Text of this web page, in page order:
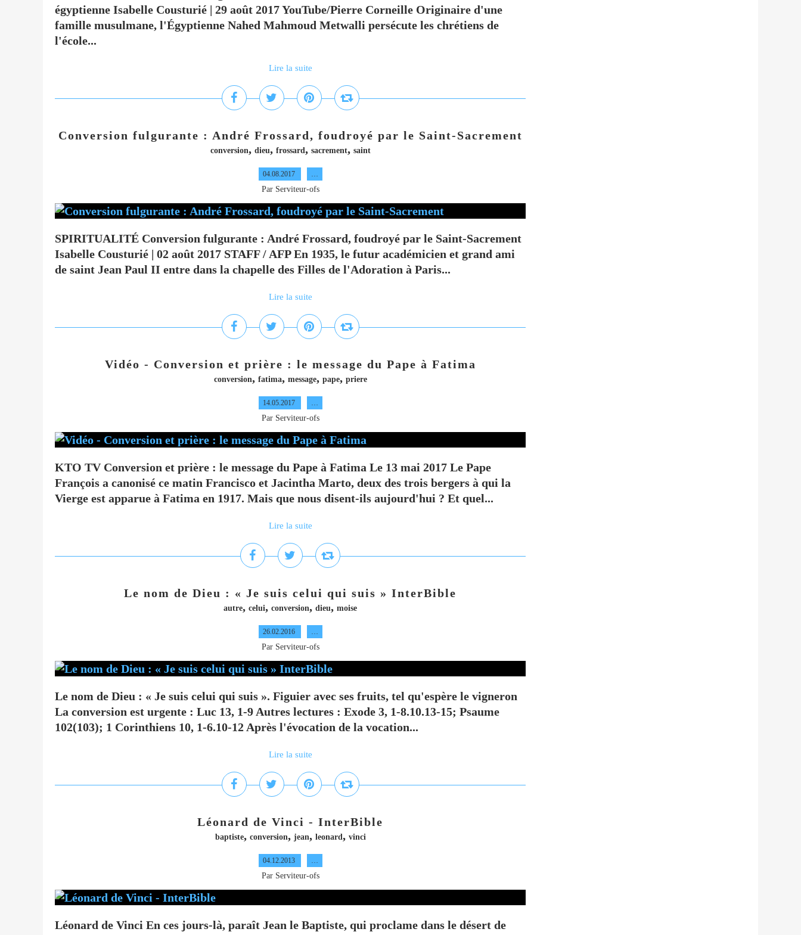
égyptienne Isabelle Cousturié | 29 août 2017 YouTube/Pierre Corneille Originaire d'une
famille musulmane, l'Égyptienne Nahed Mahmoud Metwalli persécute les chrétiens de
l'école...
Lire la suite
Conversion fulgurante : André Frossard, foudroyé par le Saint-Sacrement
conversion, dieu, frossard, sacrement, saint
04.08.2017 …
Par Serviteur-ofs
SPIRITUALITÉ Conversion fulgurante : André Frossard, foudroyé par le Saint-Sacrement
Isabelle Cousturié | 02 août 2017 STAFF / AFP En 1935, le futur académicien et grand ami
de saint Jean Paul II entre dans la chapelle des Filles de l'Adoration à Paris...
Lire la suite
Vidéo - Conversion et prière : le message du Pape à Fatima
conversion, fatima, message, pape, priere
14.05.2017 …
Par Serviteur-ofs
KTO TV Conversion et prière : le message du Pape à Fatima Le 13 mai 2017 Le Pape
François a canonisé ce matin Francisco et Jacintha Marto, deux des trois bergers à qui la
Vierge est apparue à Fatima en 1917. Mais que nous disent-ils aujourd'hui ? Et quel...
Lire la suite
Le nom de Dieu : « Je suis celui qui suis » InterBible
autre, celui, conversion, dieu, moise
26.02.2016 …
Par Serviteur-ofs
Le nom de Dieu : « Je suis celui qui suis ». Figuier avec ses fruits, tel qu'espère le vigneron
La conversion est urgente : Luc 13, 1-9 Autres lectures : Exode 3, 1-8.10.13-15; Psaume
102(103); 1 Corinthiens 10, 1-6.10-12 Après l'évocation de la vocation...
Lire la suite
Léonard de Vinci - InterBible
baptiste, conversion, jean, leonard, vinci
04.12.2013 …
Par Serviteur-ofs
Léonard de Vinci En ces jours-là, paraît Jean le Baptiste, qui proclame dans le désert de